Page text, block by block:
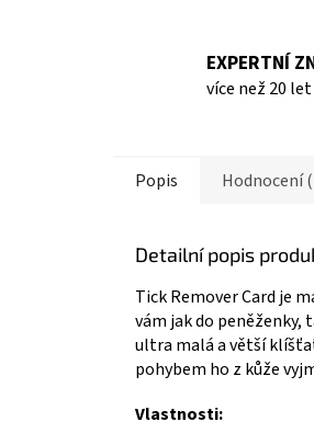
EXPERTNÍ
více než 20
Popis Hodnocení
Detailní popis
Tick Remover Card je
vám jak do peněženky,
ultra malá a větší
pohybem ho z kůže
Vlastnosti: